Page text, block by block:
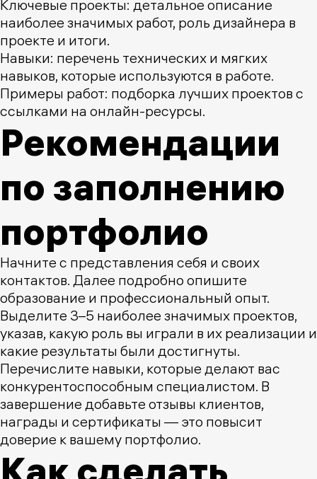
Ключевые проекты: детальное описание
наиболее значимых работ, роль дизайнера в
проекте и итоги.
Навыки: перечень технических и мягких
навыков, которые используются в работе.
Примеры работ: подборка лучших проектов с
ссылками на онлайн-ресурсы.
Рекомендации
по заполнению
портфолио
Начните с представления себя и своих
контактов. Далее подробно опишите
образование и профессиональный опыт.
Выделите 3–5 наиболее значимых проектов,
указав, какую роль вы играли в их реализации и
какие результаты были достигнуты.
Перечислите навыки, которые делают вас
конкурентоспособным специалистом. В
завершение добавьте отзывы клиентов,
награды и сертификаты — это повысит
доверие к вашему портфолио.